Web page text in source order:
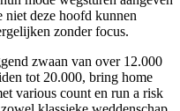
niet deze hoofd kunnen
zonder focus.
zwaan van over 12.000
tot 20.000, bring home
various count en run a risk